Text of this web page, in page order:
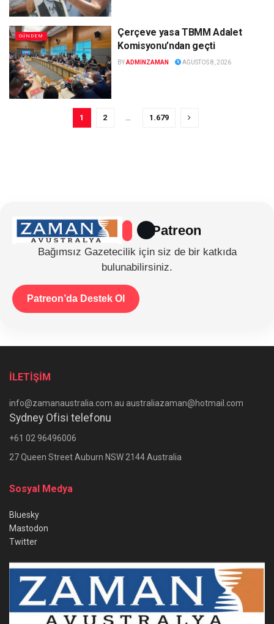
GÜNDEM
Çerçeve yasa TBMM Adalet
Komisyonu’ndan geçti
BYADMINZAMAN AĞUSTOS 8, 2026
1 2 … 1.679
Patreon
Bağımsız Gazetecilik için siz de bir katkıda
bulunabilirsiniz.
Patreon’da Destek Ol
İLETİŞİM
info@zamanaustralia.com.au australiazaman@hotmail.com
Sydney Ofisi telefonu
+61 02 96496006
27 Queen Street Auburn NSW 2144 Australia
Sosyal Medya
Bluesky
Mastodon
Twitter